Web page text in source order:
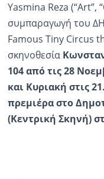
Οικονομία
Κόσμος
Ραδιόφωνο LIVE
Yasmina Reza (“Art”,
συμπαραγωγή του
Famous Tiny Circus
σκηνοθεσία
104 από τις 28
και Κυριακή στις
πρεμιέρα στο
(Κεντρική Σκηνή)